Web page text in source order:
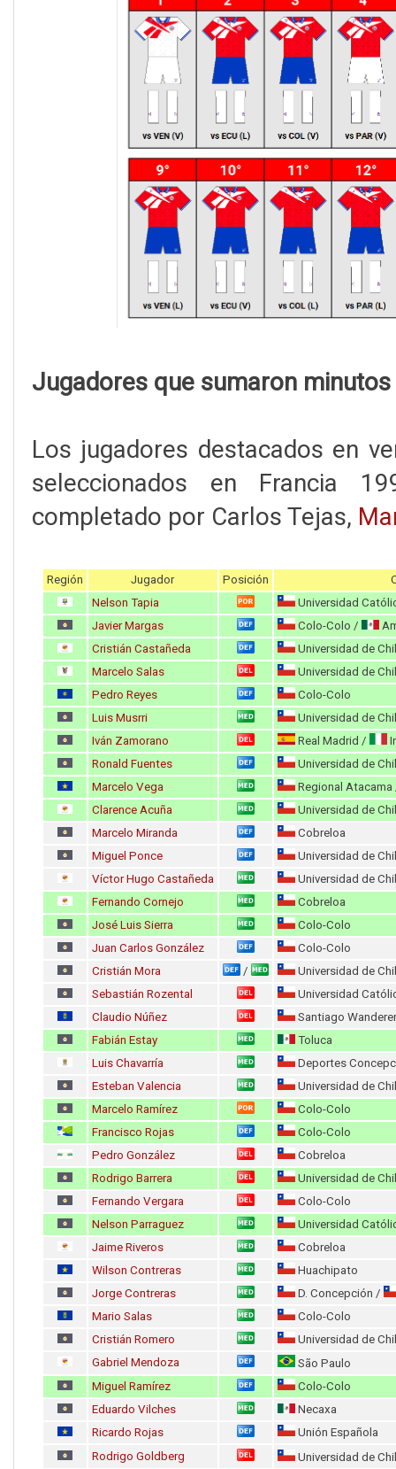
Jugadores que sumaron minutos
Los jugadores destacados en
seleccionados en Francia
completado por Carlos Tejas,
Región Jugador Posición
Nelson Tapia
Universidad
Javier Margas
Colo-Colo /
Cristián Castañeda
Universidad de
Marcelo Salas
Universidad de
Pedro Reyes
Colo-Colo
Luis Musrri
Universidad de
Iván Zamorano
Real Madrid /
Ronald Fuentes
Universidad de
Marcelo Vega
Regional
Clarence Acuña
Universidad de
Marcelo Miranda
Cobreloa
Miguel Ponce
Universidad de
Víctor Hugo Castañeda
Universidad de
Fernando Cornejo
Cobreloa
José Luis Sierra
Colo-Colo
Juan Carlos González
Colo-Colo
Cristián Mora
/
Universidad de
Sebastián Rozental
Universidad
Claudio Núñez
Santiago
Fabián Estay
Toluca
Luis Chavarría
Deportes
Esteban Valencia
Universidad de
Marcelo Ramírez
Colo-Colo
Francisco Rojas
Colo-Colo
Pedro González
Cobreloa
Rodrigo Barrera
Universidad de
Fernando Vergara
Colo-Colo
Nelson Parraguez
Universidad
Jaime Riveros
Cobreloa
Wilson Contreras
Huachipato
Jorge Contreras
D. Concepción /
Mario Salas
Colo-Colo
Cristián Romero
Universidad de
Gabriel Mendoza
São Paulo
Miguel Ramírez
Colo-Colo
Eduardo Vilches
Necaxa
Ricardo Rojas
Unión Española
Rodrigo Goldberg
Universidad de